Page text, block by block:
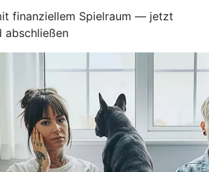
finanziellem Spielraum — jetzt
abschließen